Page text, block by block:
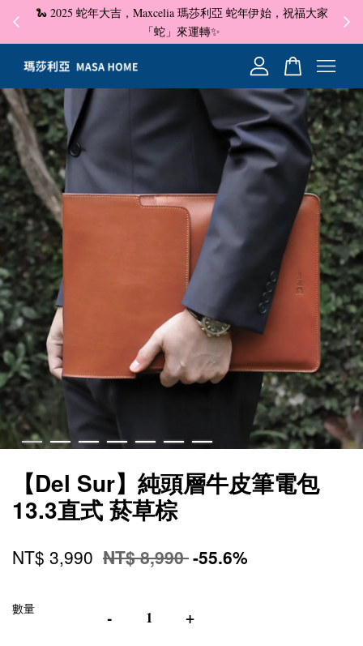
🐍 2025 蛇年大吉，Maxcelia 瑪莎利亞 蛇年伊始，祝福大家
「蛇」來運轉✨
✦
【Del Sur】純頭層牛皮筆電包
13.3直式 菸草棕
NT$ 3,990 NT$ 8,990-55.6%
數量 - +
您的購物車目前還是空的。
繼續購物